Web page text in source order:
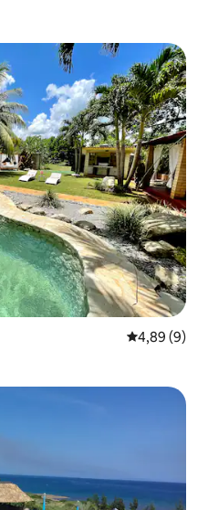
Gemiddelde
4,89 (9)